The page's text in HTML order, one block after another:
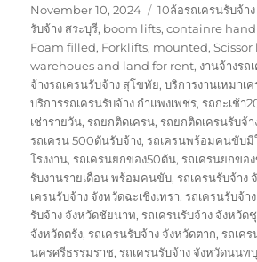
Posted
on
November 10, 2024 Tags
10ล้อรถเครนรับจ้า
รับจ้าง สระบุรี, boom lifts,containre
Foam filled, Forklifts, mounted,Scissor
warehoues and land for rent, งานจ้างรถ
จ้างรถเครนรับจ้าง สุโขทัย,บริการงานเหมาเ
บริการรถเครนรับจ้าง กำแพงเพชร,รถกะเช้า
เช่ารายวัน,รถยกติดเครน,รถยกติดเครนรับจ้า
รถเครน 500ตันรับจ้าง,รถเครนพร้อมคนขับมี
โรงงาน,รถเครนยกของ50ตัน,รถเครนยกขอ
รับงานรายเดือน พร้อมคนขับ,รถเครนรับจ้าง
เครนรับจ้าง จังหวัดฉะเชิงเทรา,รถเครนรับจ้า
รับจ้าง จังหวัดชัยนาท,รถเครนรับจ้าง จังหวัด
จังหวัดตรัง,รถเครนรับจ้าง จังหวัดตาก,รถเค
นครศรีธรรมราช,รถเครนรับจ้าง จังหวัดนนท